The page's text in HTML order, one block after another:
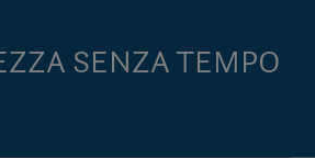
SENZA TEMPO